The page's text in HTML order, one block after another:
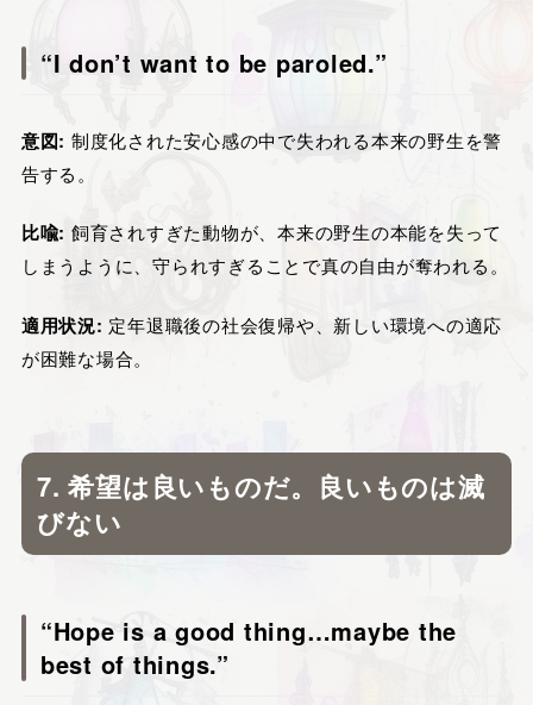
“I don’t want to be paroled.”
意図: 制度化された安心感の中で失われる本来の野生を警
告する。
比喩: 飼育されすぎた動物が、本来の野生の本能を失って
しまうように、守られすぎることで真の自由が奪われる。
適用状況: 定年退職後の社会復帰や、新しい環境への適応
が困難な場合。
7. 希望は良いものだ。良いものは滅
びない
“Hope is a good thing…maybe the
best of things.”